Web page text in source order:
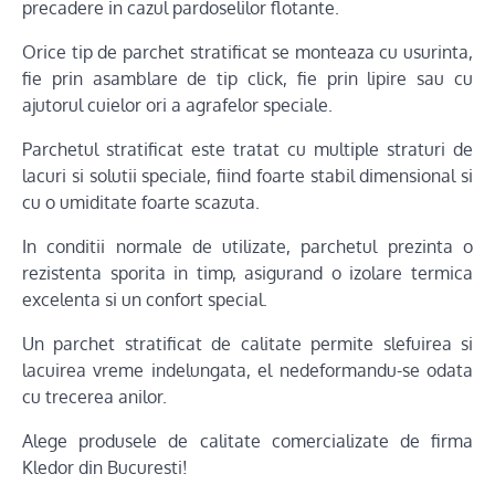
precadere in cazul pardoselilor flotante.
Orice tip de parchet stratificat se monteaza cu usurinta,
fie prin asamblare de tip click, fie prin lipire sau cu
ajutorul cuielor ori a agrafelor speciale.
Parchetul stratificat este tratat cu multiple straturi de
lacuri si solutii speciale, fiind foarte stabil dimensional si
cu o umiditate foarte scazuta.
In conditii normale de utilizate, parchetul prezinta o
rezistenta sporita in timp, asigurand o izolare termica
excelenta si un confort special.
Un parchet stratificat de calitate permite slefuirea si
lacuirea vreme indelungata, el nedeformandu-se odata
cu trecerea anilor.
Alege produsele de calitate comercializate de firma
Kledor din Bucuresti!